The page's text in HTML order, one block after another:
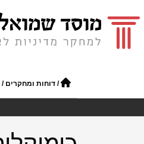
/ דוחות ומחקרים /